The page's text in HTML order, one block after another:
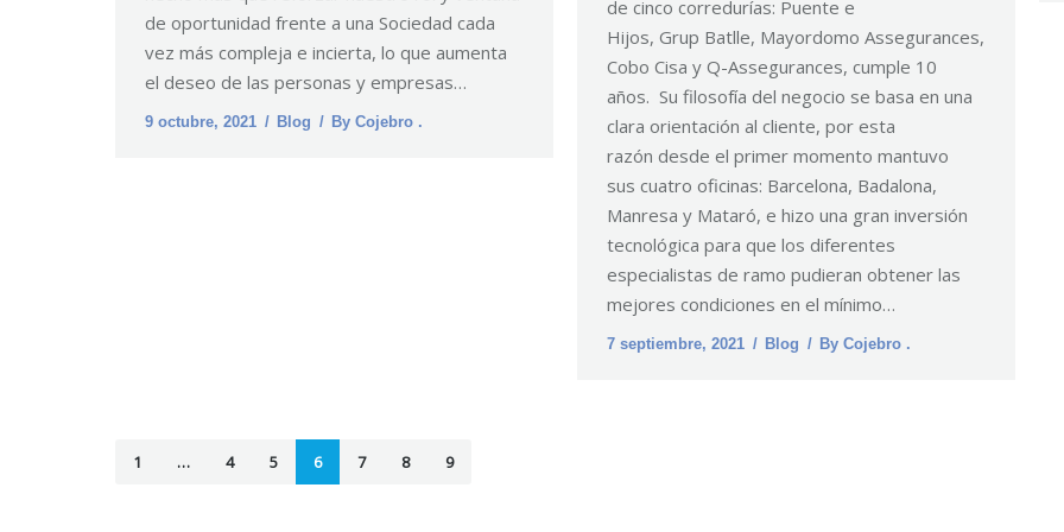
de oportunidad frente a una Sociedad cada
vez más compleja e incierta, lo que aumenta
el deseo de las personas y empresas…
9 octubre, 2021 Blog By Cojebro .
de cinco corredurías: Puente e
Hijos, Grup Batlle, Mayordomo Assegurances,
Cobo Cisa y Q-Assegurances, cumple 10
años. Su filosofía del negocio se basa en una
clara orientación al cliente, por esta
razón desde el primer momento mantuvo
sus cuatro oficinas: Barcelona, Badalona,
Manresa y Mataró, e hizo una gran inversión
tecnológica para que los diferentes
especialistas de ramo pudieran obtener las
mejores condiciones en el mínimo…
7 septiembre, 2021 Blog By Cojebro .
1 … 4 5 6 7 8 9